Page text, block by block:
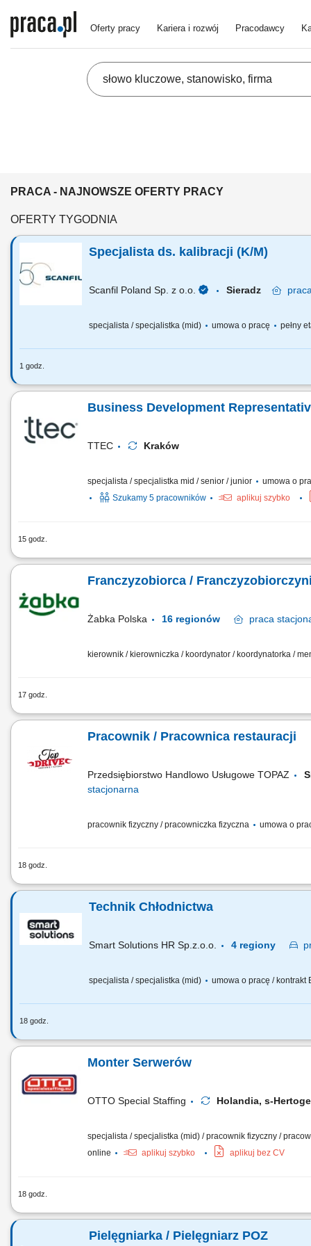
Oferty pracy Kariera i rozwój Pracodawcy
PRACA - NAJNOWSZE OFERTY PRACY
OFERTY TYGODNIA
Specjalista ds. kalibracji (K/M)
Scanfil Poland Sp. z o.o. Sieradz praca
specjalista / specjalistka (mid) umowa o pracę pełny
1 godz.
Twoje najważniejsze zadania to: Realizacja kalibracji
procedurami. Przygotowanie sprzętu i elementów do
Sporządzanie świadectw wzorcowania i prowadzenie
Business Development
TTEC Kraków
specjalista / specjalistka mid / senior / junior umowa o
Szukamy 5 pracowników
aplikuj szybko
15 godz.
Relocate to Krakow with 10.000 PLN bonus! Your
German-English working hybrid in Krakow, Poland, you’ll
Franczyzobiorca / Franczyzobiorczyni
Żabka Polska praca
kierownik / kierowniczka / koordynator / koordynatorka /
17 godz.
Główne zadania: Prowadzenie własnej działalności
Dostosowywanie asortymentu sklepu do potrzeb lokalnego
Pracownik / Pracownica restauracji
Przedsiębiorstwo Handlowo Usługowe TOPAZ
stacjonarna
pracownik fizyczny / pracowniczka fizyczna umowa o
18 godz.
Twoje główne zadania: zapewnienie profesjonalnej
stanowisku pracy; obsługa kasy fiskalnej;
Technik Chłodnictwa
Smart Solutions HR Sp.z.o.o.
specjalista / specjalistka (mid) umowa o pracę / kontrakt
18 godz.
Zakres obowiązków Zakres realizowanych zadań będzie
rozwiązywanie problemów technicznych u klientów,
Monter Serwerów
OTTO Special Staffing Holandia, s-
specjalista / specjalistka (mid) / pracownik fizyczny /
online
aplikuj szybko aplikuj bez CV
18 godz.
Praca w firmie oznacza pracę w szybko rozwijającej się,
częścią dynamicznego środowiska, w którym liczą się
pomagają ludziom skutecznie współpracować. Masz wiele
Pielęgniarka / Pielęgniarz POZ